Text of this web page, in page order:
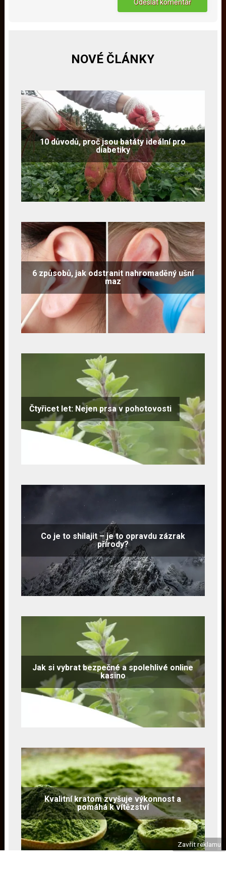
NOVÉ ČLÁNKY
10 důvodů, proč jsou batáty ideální pro
diabetiky
6 způsobů, jak odstranit nahromaděný ušní
maz
Čtyřicet let: Nejen prsa v pohotovosti
Co je to shilajit – je to opravdu zázrak
přírody?
Jak si vybrat bezpečné a spolehlivé online
kasino
Kvalitní kratom zvyšuje výkonnost a
pomáhá k vítězství
Zavřít reklamu